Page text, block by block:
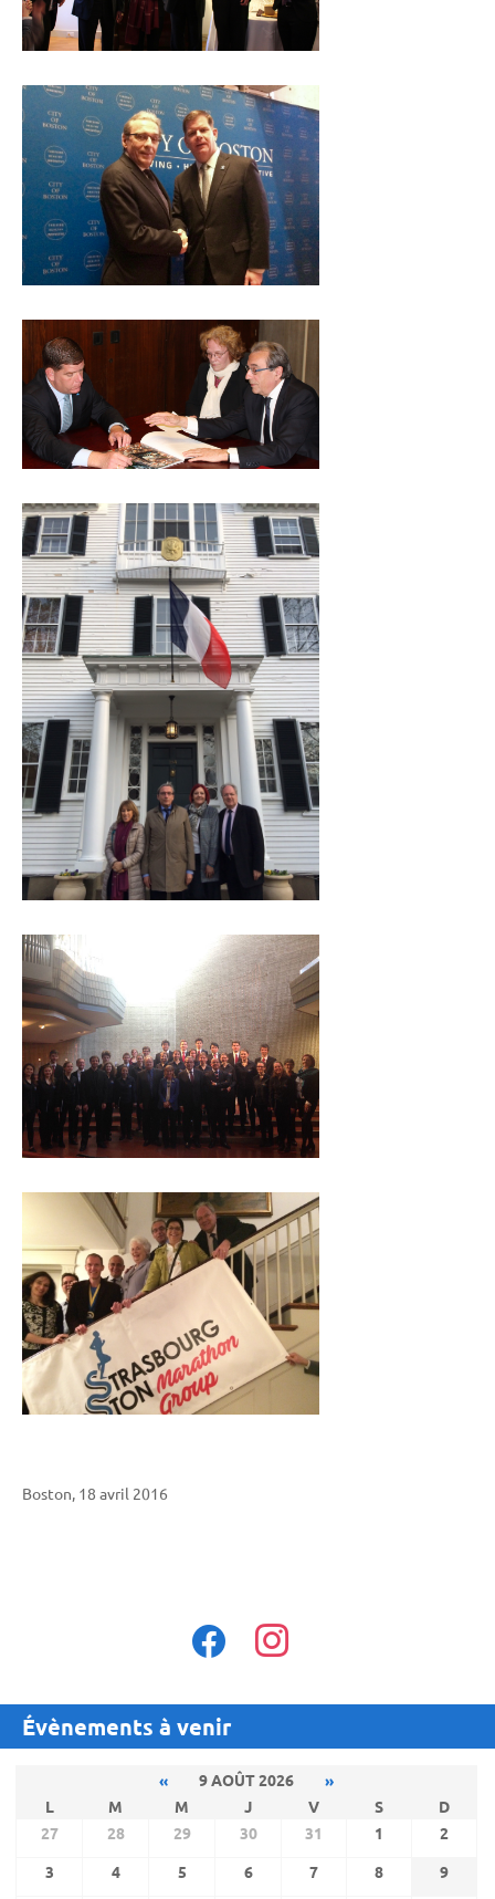
Boston, 18 avril 2016
facebook instagram
Évènements à venir
« 9 AOÛT 2026
»
L
M M J V S
D
27
28 29 30 31 1
2
3
4 5 6 7 8
9